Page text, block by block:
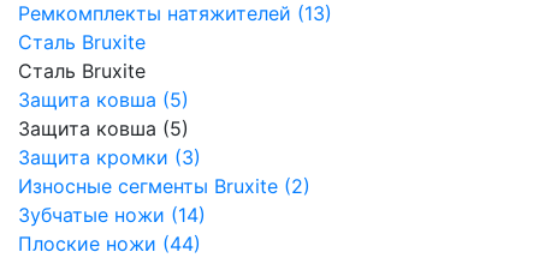
Ремкомплекты натяжителей (13)
Сталь Bruxite
Сталь Bruxite
Защита ковша (5)
Защита ковша (5)
Защита кромки (3)
Износные сегменты Bruxite (2)
Зубчатые ножи (14)
Плоские ножи (44)